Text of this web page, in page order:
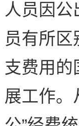
人员因
员有所
支费用的
展工作。